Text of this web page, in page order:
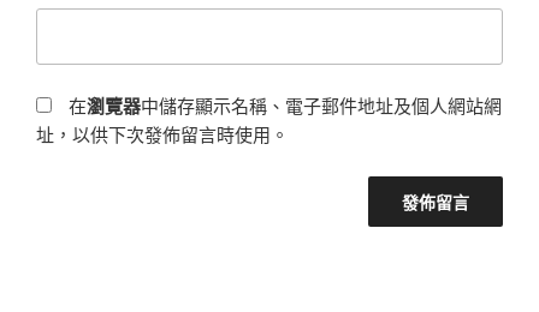
在瀏覽器中儲存顯示名稱、電子郵件地址及個人網站網
址，以供下次發佈留言時使用。